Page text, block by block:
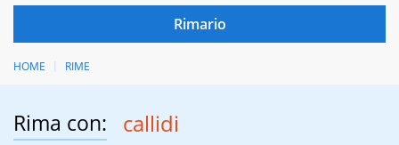
HOME RIME
Rima con: callidi